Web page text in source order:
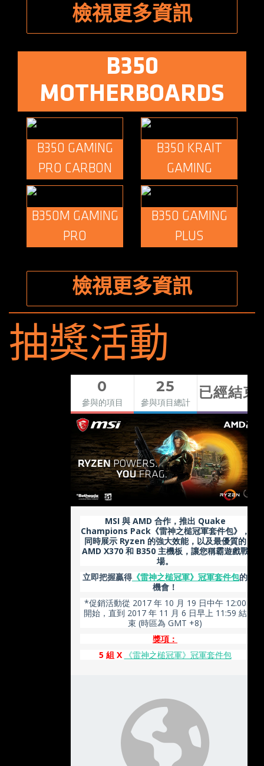
檢視更多資訊
B350
MOTHERBOARDS
B350 GAMING
PRO CARBON
B350 KRAIT
GAMING
B350M GAMING
PRO
B350 GAMING
PLUS
檢視更多資訊
抽獎活動